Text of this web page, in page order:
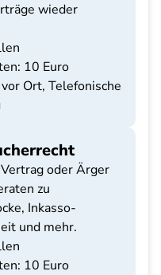
wieder
10 Euro
Ort, Telefonische
oder Ärger
zu
Inkasso-
und mehr.
10 Euro